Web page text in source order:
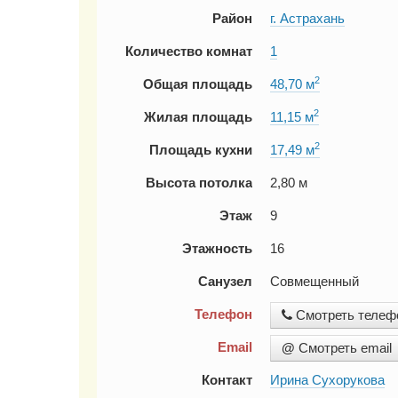
Район г. Астрахань
Количество комнат 1
Общая площадь 48,70 м2
Жилая площадь 11,15 м2
Площадь кухни 17,49 м2
Высота потолка 2,80 м
Этаж 9
Этажность 16
Санузел Совмещенный
Телефон Смотреть
Email @ Смотреть email
Контакт Ирина Сухорукова